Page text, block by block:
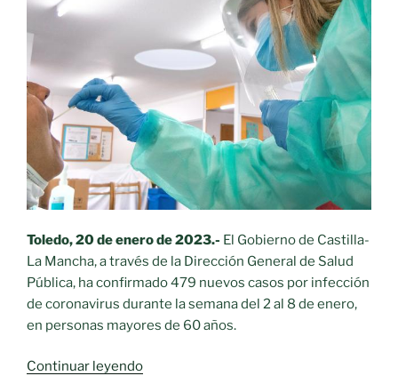
de
Covid
gripe
para
la
población
mayor
18
años»
Toledo, 20 de enero de 2023.- El Gobierno de Castilla-
La Mancha, a través de la Dirección General de Salud
Pública, ha confirmado 479 nuevos casos por infección
de coronavirus durante la semana del 2 al 8 de enero,
en personas mayores de 60 años.
Continuar leyendo«Castilla-